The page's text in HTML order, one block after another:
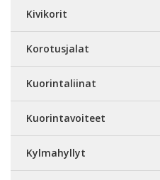
Kivikorit
Korotusjalat
Kuorintaliinat
Kuorintavoiteet
Kylmahyllyt